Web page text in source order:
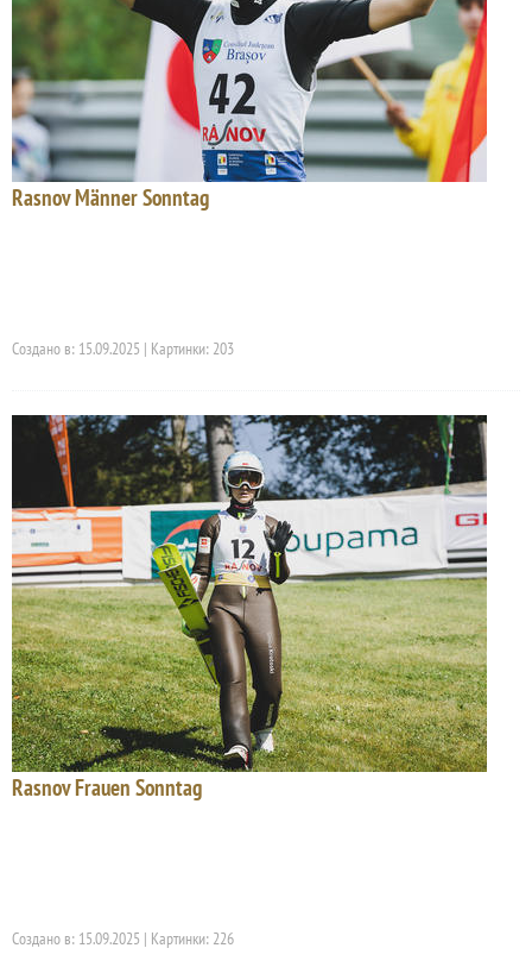
Rasnov Männer Sonntag
Создано в: 15.09.2025 | Картинки: 203
Rasnov Frauen Sonntag
Создано в: 15.09.2025 | Картинки: 226